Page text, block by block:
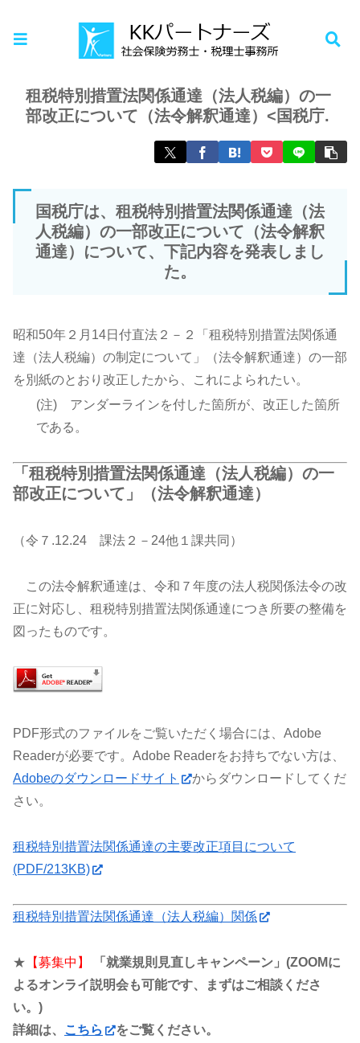
お知らせ
租税特別措置法関係通達（法人税編）の一
部改正について（法令解釈通達）<国税庁.
国税庁は、租税特別措置法関係通達（法
人税編）の一部改正について（法令解釈
通達）について、下記内容を発表しまし
た。
昭和50年２月14日付直法２－２「租税特別措置法関係通
達（法人税編）の制定について」（法令解釈通達）の一部
を別紙のとおり改正したから、これによられたい。
(注) アンダーラインを付した箇所が、改正した箇所
である。
「租税特別措置法関係通達（法人税編）の一
部改正について」（法令解釈通達）
（令７.12.24 課法２－24他１課共同）
この法令解釈通達は、令和７年度の法人税関係法令の改
正に対応し、租税特別措置法関係通達につき所要の整備を
図ったものです。
PDF形式のファイルをご覧いただく場合には、Adobe
Readerが必要です。Adobe Readerをお持ちでない方は、
Adobeのダウンロードサイト
からダウンロードしてくだ
さい。
租税特別措置法関係通達の主要改正項目について
(PDF/213KB)
租税特別措置法関係通達（法人税編）関係
★ 【募集中】
「就業規則見直しキャンペーン」(ZOOMに
よるオンライ説明会も可能です、まずはご相談くださ
い。)
詳細は、
こちら
をご覧ください。